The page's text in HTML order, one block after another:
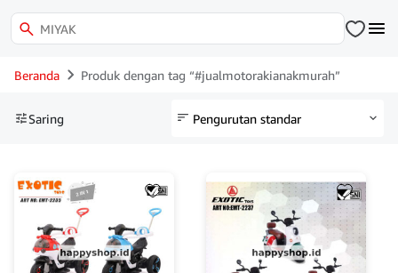
Beranda Produk dengan tag “#jualmotorakianakmurah”
Saring